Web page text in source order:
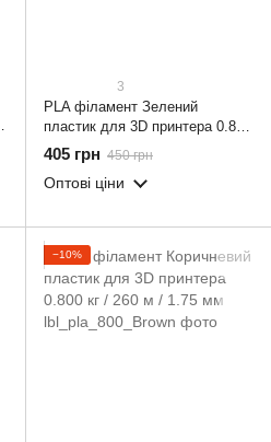
3
PLA філамент Зелений
пластик для 3D принтера 0.800
кг / 260 м / 1.75 мм
405 грн 450 грн
Оптові ціни
−10%